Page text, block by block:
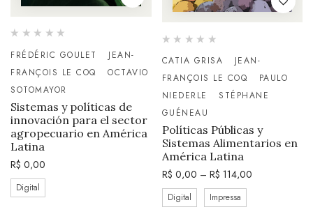
FRÉDÉRIC GOULET
JEAN-
FRANÇOIS LE COQ
OCTAVIO
SOTOMAYOR
Sistemas y políticas de
innovación para el sector
agropecuario en América
Latina
R$ 0,00
Digital
CATIA GRISA
JEAN-
FRANÇOIS LE COQ
PAULO
NIEDERLE
STÉPHANE
GUÉNEAU
Políticas Públicas y
Sistemas Alimentarios en
América Latina
R$ 0,00 – R$ 114,00
Digital Impressa